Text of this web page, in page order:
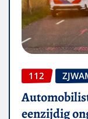
112
eenzijdig